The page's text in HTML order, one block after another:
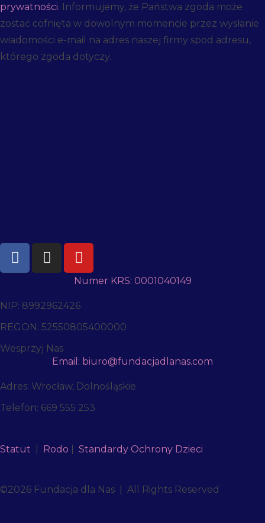
prywatności. Informujemy, że Państwa zgoda może
zostać cofnięta w dowolnym momencie przez wysłanie
wiadomości e-mail na adres naszej firmy spod adresu,
którego zgoda dotyczy.
Statut Rodo Standardy Ochrony Dzieci
©2026 Fundacja dla Nas | All Rights Reserved
Email: biuro@fundacjadlanas.com
Adres: Wrocław, Dolnośląskie
Telefon: 669 555 253
Numer KRS: 0001040149
NIP: 8992962426
REGON: 52550805400000
Wesprzyj Nas